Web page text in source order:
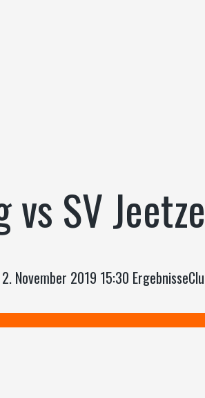
SV
2019 15:30